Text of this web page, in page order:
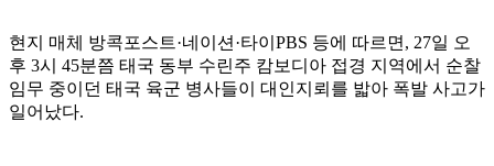
현지 매체 방콕포스트·네이션·타이PBS 등에 따르면, 27일 오
후 3시 45분쯤 태국 동부 수린주 캄보디아 접경 지역에서 순찰
임무 중이던 태국 육군 병사들이 대인지뢰를 밟아 폭발 사고가
일어났다.